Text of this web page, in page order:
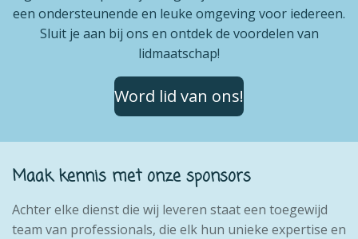
een ondersteunende en leuke omgeving voor iedereen.
Sluit je aan bij ons en ontdek de voordelen van
lidmaatschap!
Word lid van ons!
Maak kennis met onze sponsors
Achter elke dienst die wij leveren staat een toegewijd
team van professionals, die elk hun unieke expertise en